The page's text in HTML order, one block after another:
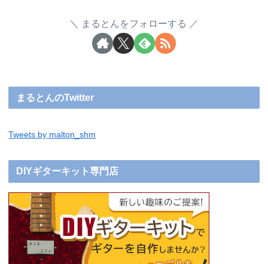
まるとんをフォローする
まるとんのTwitter
Tweets by malton_shm
DIYギターキット専門店